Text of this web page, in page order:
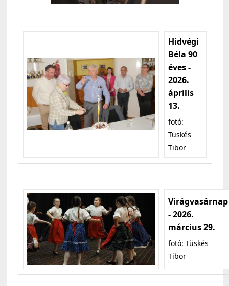
Hidvégi
Béla 90
éves -
2026.
április
13.
fotó:
Tüskés
Tibor
Virágvasárnap
- 2026.
március 29.
fotó: Tüskés
Tibor